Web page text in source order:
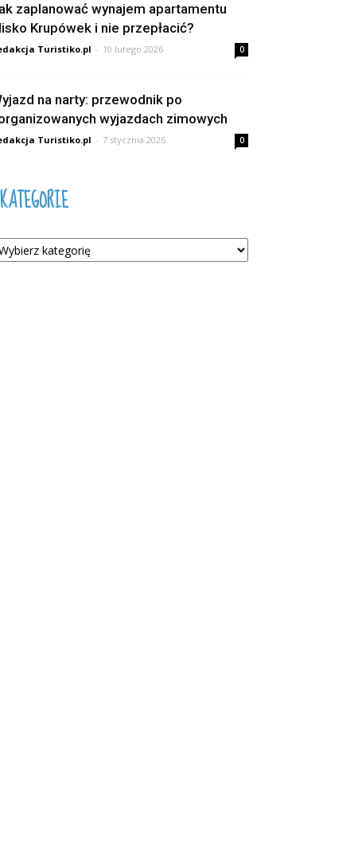
zaplanować wynajem apartamentu
Krupówek i nie przepłacić?
Turistiko.pl - 10 lutego 2026 0
na narty: przewodnik po
wyjazdach zimowych
Turistiko.pl - 7 stycznia 2026 0
KATEGORIE